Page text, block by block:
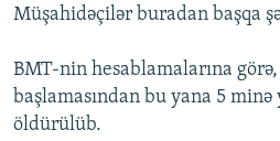
İZ - MƏDƏNIYYƏT PROQRAMI
MATERIALLARIMIZDAN ISTIFADƏ
BIZIMLƏ ƏLAQƏ
XƏBƏR BÜLLETENLƏRIMIZ
RFE/RL-in bütün saytları
Müşahidəçilər buradan başqa
BMT-nin hesablamalarına
başlamasından bu yana 5 minə
öldürülüb.